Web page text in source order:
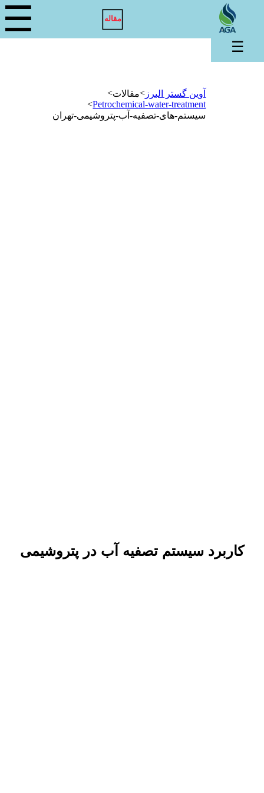
مقاله ☰
کاربرد سیستم تصفیه آب در پتروشیمی
آوین گستر البرز >مقالات>
Petrochemical-water-treatment
>
سیستم-های-تصفیه-آب-پتروشیمی-تهران
☰